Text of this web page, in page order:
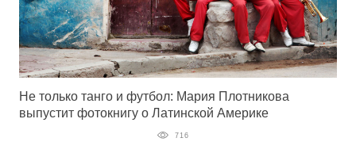
Не только танго и футбол: Мария Плотникова
выпустит фотокнигу о Латинской Америке
716